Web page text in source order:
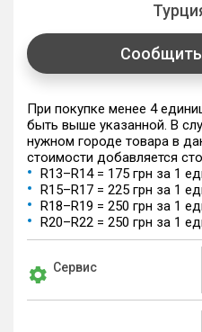
Сообщить
При покупке менее 4
быть выше указанной. В
нужном городе товара в
стоимости добавляется
R13–R14 = 175 грн за 1
R15–R17 = 225 грн за 1
R18–R19 = 250 грн за 1
R20–R22 = 250 грн за 1
Сервис